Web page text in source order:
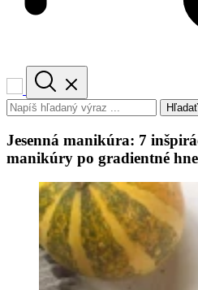
Hľadať
Jesenná manikúra: 7
manikúry po gradientné